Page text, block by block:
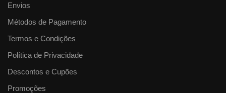
Envios
Métodos de Pagamento
Termos e Condições
Política de Privacidade
Descontos e Cupões
Promoções